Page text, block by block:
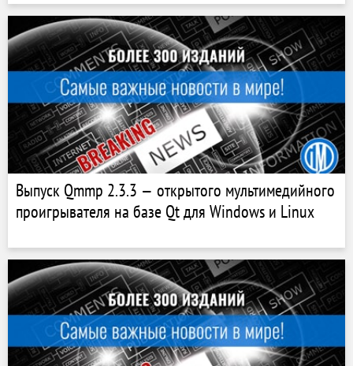
Выпуск Qmmp 2.3.3 — открытого мультимедийного
проигрывателя на базе Qt для Windows и Linux